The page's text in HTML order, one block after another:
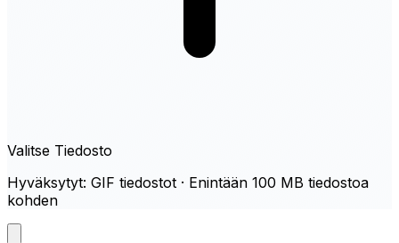
Valitse Tiedosto
Hyväksytyt: GIF tiedostot · Enintään 100 MB tiedostoa
kohden